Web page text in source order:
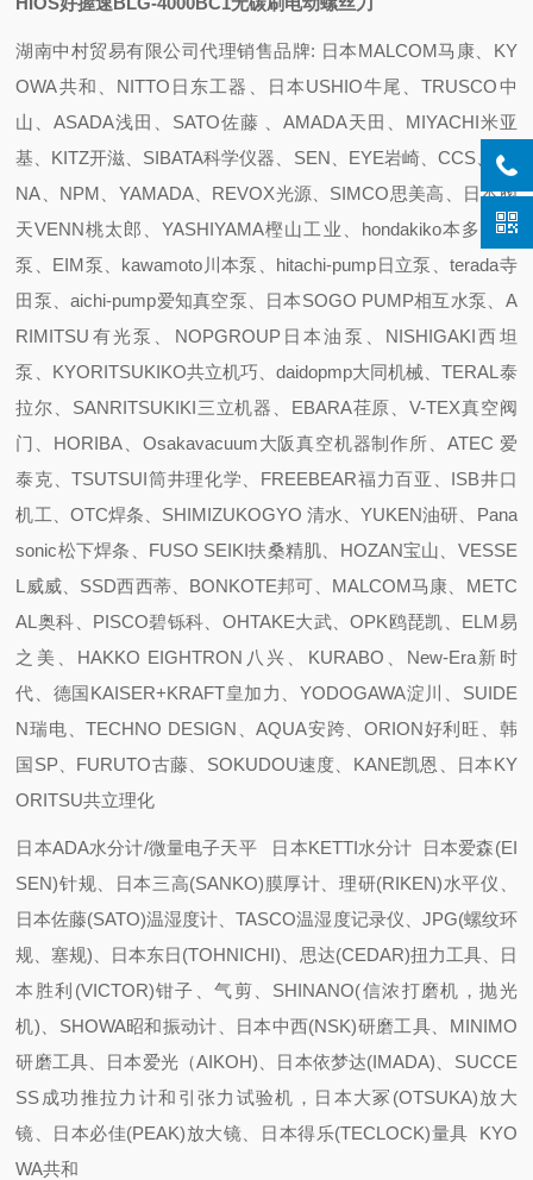
湖南中村贸易有限公司代理销售品牌: 日本MALCOM马康、KY
OWA共和、NITTO日东工器、日本USHIO牛尾、TRUSCO中
山、ASADA浅田、SATO佐藤 、AMADA天田、MIYACHI米亚
基、KITZ开滋、SIBATA科学仪器、SEN、EYE岩崎、CCS、SE
NA、NPM、YAMADA、REVOX光源、SIMCO思美高、日本阀
天VENN桃太郎、YASHIYAMA樫山工业、hondakiko本多机工
泵、EIM泵、kawamoto川本泵、hitachi-pump日立泵、terada寺
田泵、aichi-pump爱知真空泵、日本SOGO PUMP相互水泵、A
RIMITSU有光泵、NOPGROUP日本油泵、NISHIGAKI西坦
泵、KYORITSUKIKO共立机巧、daidopmp大同机械、TERAL泰
拉尔、SANRITSUKIKI三立机器、EBARA荏原、V-TEX真空阀
门、HORIBA、Osakavacuum大阪真空机器制作所、ATEC 爱
泰克、TSUTSUI筒井理化学、FREEBEAR福力百亚、ISB井口
机工、OTC焊条、SHIMIZUKOGYO 清水、YUKEN油研、Pana
sonic松下焊条、FUSO SEIKI扶桑精肌、HOZAN宝山、VESSE
L威威、SSD西西蒂、BONKOTE邦可、MALCOM马康、METC
AL奥科、PISCO碧铄科、OHTAKE大武、OPK鸥琵凯、ELM易
之美、HAKKO EIGHTRON八兴、KURABO、New-Era新时
代、德国KAISER+KRAFT皇加力、YODOGAWA淀川、SUIDE
N瑞电、TECHNO DESIGN、AQUA安跨、ORION好利旺、韩
国SP、FURUTO古藤、SOKUDOU速度、KANE凯恩、日本KY
ORITSU共立理化
日本ADA水分计/微量电子天平 日本KETTI水分计 日本爱森(EI
SEN)针规、日本三高(SANKO)膜厚计、理研(RIKEN)水平仪、
日本佐藤(SATO)温湿度计、TASCO温湿度记录仪、JPG(螺纹环
规、塞规)、日本东日(TOHNICHI)、思达(CEDAR)扭力工具、日
本胜利(VICTOR)钳子、气剪、SHINANO(信浓打磨机，抛光
机)、SHOWA昭和振动计、日本中西(NSK)研磨工具、MINIMO
研磨工具、日本爱光（AIKOH)、日本依梦达(IMADA)、SUCCE
SS成功推拉力计和引张力试验机，日本大冢(OTSUKA)放大
镜、日本必佳(PEAK)放大镜、日本得乐(TECLOCK)量具 KYO
WA共和